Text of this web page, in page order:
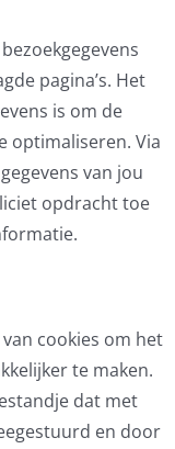
pagina’s. Het
is om de
optimaliseren. Via
van jou
opdracht toe
cookies om het
te maken.
dat met
en door